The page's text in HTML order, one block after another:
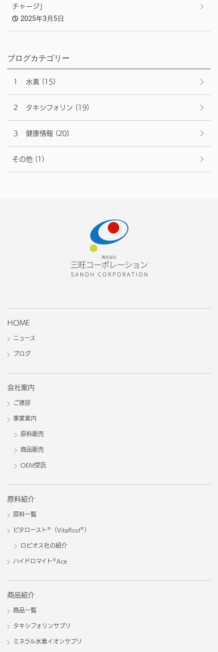
チャージ」
2025年3月5日
ブログカテゴリー
１ 水素 (15)
２ タキシフォリン (19)
３ 健康情報 (20)
その他 (1)
HOME
ニュース
ブログ
会社案内
ご挨拶
事業案内
原料販売
商品販売
OEM受託
原料紹介
原料一覧
ビタロースト® （VitaRost® ）
ロビオス社の紹介
ハイドロマイト® Ace
商品紹介
商品一覧
タキシフォリンサプリ
ミネラル水素イオンサプリ